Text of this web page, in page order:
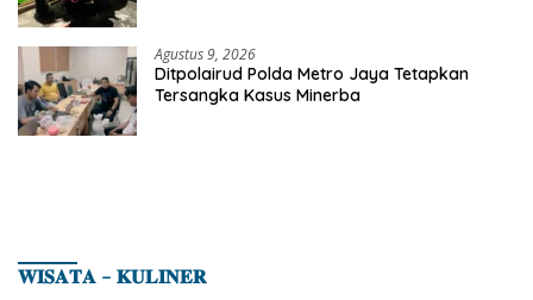
Agustus 9, 2026
Ditpolairud Polda Metro Jaya Tetapkan
Tersangka Kasus Minerba
𝐖𝐈𝐒𝐀𝐓𝐀 – 𝐊𝐔𝐋𝐈𝐍𝐄𝐑